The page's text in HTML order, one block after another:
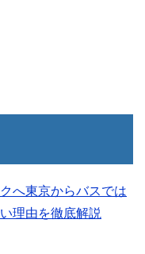
へ東京からバスでは
理由を徹底解説